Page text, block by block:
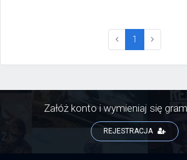
1 (current)
Załóż konto i wymieniaj się
REJESTRACJA